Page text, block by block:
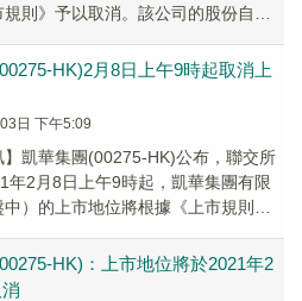
則》予以取消。該公司的股份自
HK)2月8日上午9時起取消上
日 下午5:09
】凱華集團(00275-HK)公布，聯交所
年2月8日上午9時起，凱華集團有限
）的上市地位將根據《上市規則》
HK)：上市地位將於2021年2